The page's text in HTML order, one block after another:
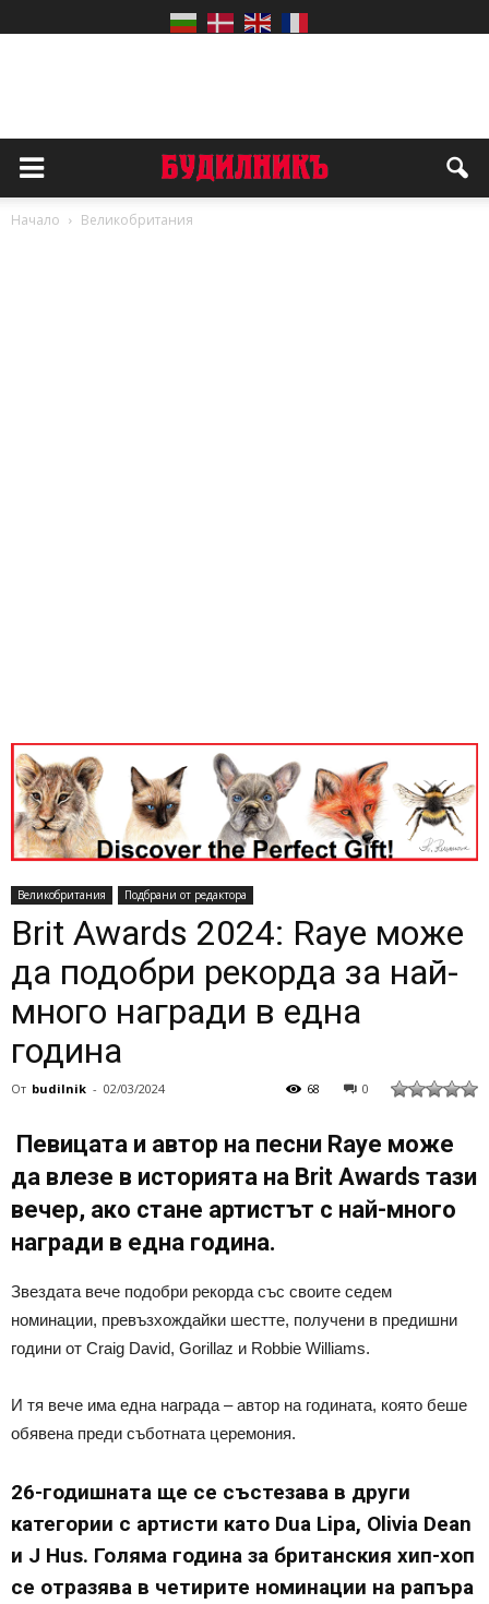
Начало Великобритания
Великобритания Подбрани от редактора
Brit Awards 2024: Raye може
да подобри рекорда за най-
много награди в една
година
От budilnik - 02/03/2024 0
68
Певицата и автор на песни Raye може
да влезе в историята на Brit Awards тази
вечер, ако стане артистът с най-много
награди в една година.
Звездата вече подобри рекорда със своите седем
номинации, превъзхождайки шестте, получени в предишни
години от Craig David, Gorillaz и Robbie Williams.
И тя вече има една награда – автор на годината, която беше
обявена преди съботната церемония.
26-годишната ще се състезава в други
категории с артисти като Dua Lipa, Olivia Dean
и J Hus. Голяма година за британския хип-хоп
се отразява в четирите номинации на рапъра